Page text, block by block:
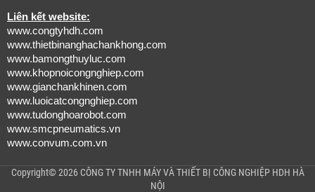
Liên kết website:
www.congtyhdh.com
www.thietbinanghachankhong.com
www.bamongthuyluc.com
www.khopnoicongnghiep.com
www.gianchankhinen.com
www.luoicatcongnghiep.com
www.tudonghoarobot.com
www.smcpneumatics.vn
www.convum.com.vn
Copyright© 2026 CÔNG TY TNHH MÁY VÀ THIẾT BỊ CÔNG NGHIỆP HDH HÀ
NỘI